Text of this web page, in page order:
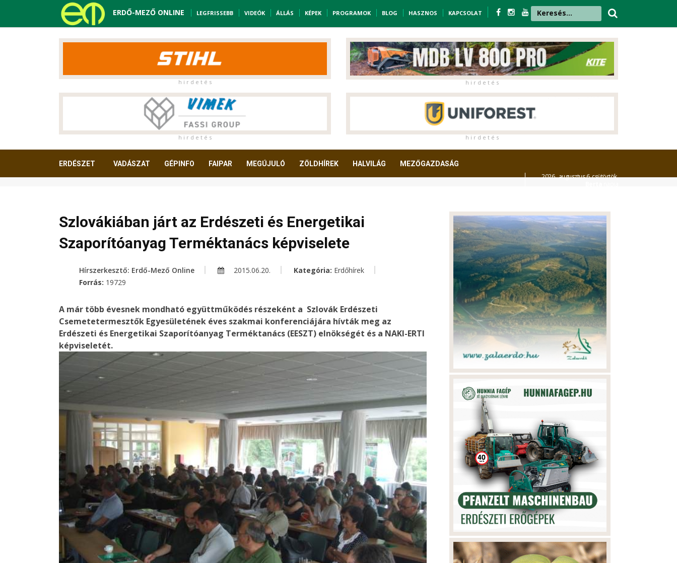
ERDŐ-MEZŐ ONLINE LEGFRISSEBB VIDEÓK ÁLLÁS KÉPEK PROGRAMOK BLOG HASZNOS KAPCSOLAT
h i r d e t é s h i r d e t é s
h i r d e t é s h i r d e t é s
ERDÉSZET VADÁSZAT GÉPINFO FAIPAR MEGÚJULÓ ZÖLDHÍREK HALVILÁG MEZŐGAZDASÁG
2026. augusztus 6. csütörtök,
Szlovákiában járt az Erdészeti és Energetikai
Szaporítóanyag Terméktanács képviselete
Hírszerkesztő: Erdő-Mező Online 2015.06.20. Kategória: Erdőhírek
Forrás: 19729
A már több évesnek mondható együttműködés részeként a Szlovák Erdészeti
Csemetetermesztők Egyesületének éves szakmai konferenciájára hívták meg az
Erdészeti és Energetikai Szaporítóanyag Terméktanács (EESZT) elnökségét és a NAKI-ERTI
képviseletét.